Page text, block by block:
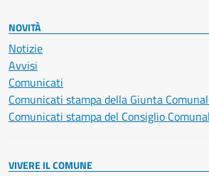
NOVITÀ
Notizie
Avvisi
Comunicati
Comunicati stampa della Giunta
Comunicati stampa del Consiglio
VIVERE IL COMUNE